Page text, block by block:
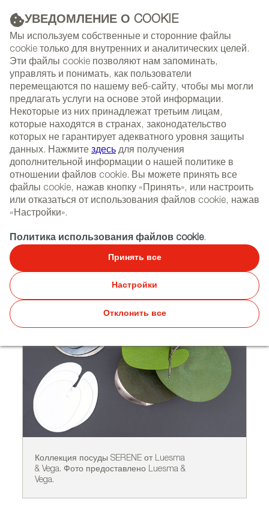
УВЕДОМЛЕНИЕ О COOKIE
Мы используем собственные и сторонние файлы
cookie только для внутренних и аналитических целей.
Эти файлы cookie позволяют нам запоминать,
управлять и понимать, как пользователи
перемещаются по нашему веб-сайту, чтобы мы могли
предлагать услуги на основе этой информации.
Некоторые из них принадлежат третьим лицам,
которые находятся в странах, законодательство
которых не гарантирует адекватного уровня защиты
данных. Нажмите здесь для получения
дополнительной информации о нашей политике в
отношении файлов cookie. Вы можете принять все
файлы cookie, нажав кнопку «Принять», или настроить
или отказаться от использования файлов cookie, нажав
«Настройки».
Политика использования файлов cookie.
Принять все
Настройки
Отклонить все
РЕКЛАМА
(+34) 913 497 100 |
NEWSLETTER
СОБЫТИЯ
Select
language
ГЛАВНАЯ РЕПОРТАЖИ TЕМАТИЧЕСКИЕ РЕПОРТАЖИ
Эксклюзивная посуда из
лимитированных коллекций
Коллекция посуды SERENE от Luesma
& Vega. Фото предоставлено Luesma &
Vega.